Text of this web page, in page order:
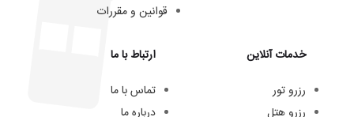
خدمات آنلاین
رزرو تور
رزرو هتل
قوانین و مقررات
ارتباط با ما
تماس با ما
درباره ما